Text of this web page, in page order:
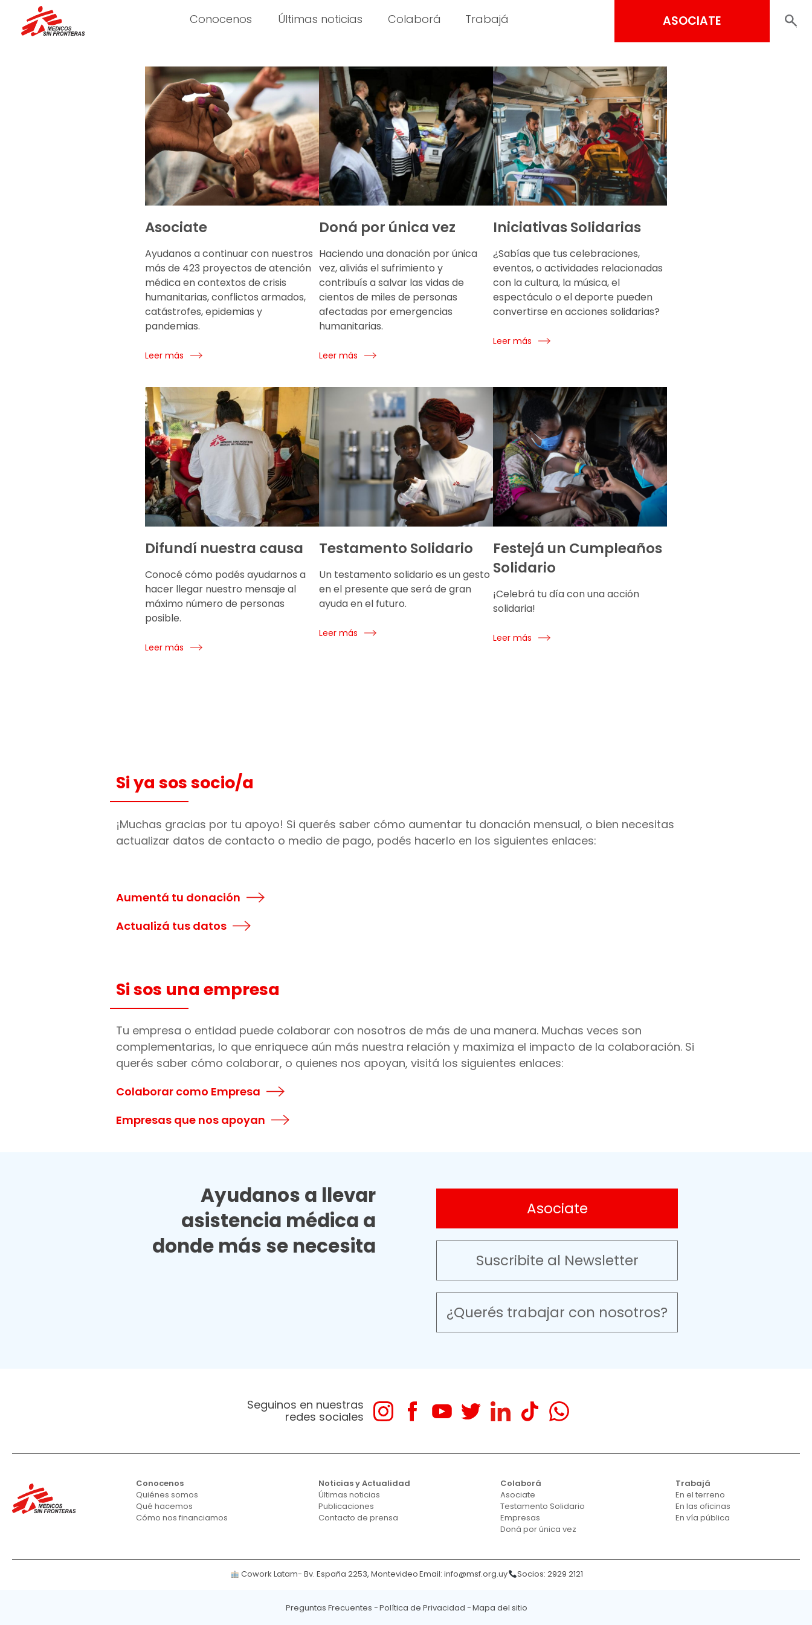
Conocenos Últimas noticias Colaborá Trabajá ASOCIATE
Asociate
Ayudanos a continuar con nuestros
más de 423 proyectos de atención
médica en contextos de crisis
humanitarias, conflictos armados,
catástrofes, epidemias y
pandemias.
Leer más
Doná por única vez
Haciendo una donación por única
vez, aliviás el sufrimiento y
contribuís a salvar las vidas de
cientos de miles de personas
afectadas por emergencias
humanitarias.
Leer más
Iniciativas Solidarias
¿Sabías que tus celebraciones,
eventos, o actividades relacionadas
con la cultura, la música, el
espectáculo o el deporte pueden
convertirse en acciones solidarias?
Leer más
Difundí nuestra causa
Conocé cómo podés ayudarnos a
hacer llegar nuestro mensaje al
máximo número de personas
posible.
Leer más
Testamento Solidario
Un testamento solidario es un gesto
en el presente que será de gran
ayuda en el futuro.
Leer más
Festejá un Cumpleaños
Solidario
¡Celebrá tu día con una acción
solidaria!
Leer más
Si ya sos socio/a
¡Muchas gracias por tu apoyo! Si querés saber cómo aumentar tu donación mensual, o bien necesitas
actualizar datos de contacto o medio de pago, podés hacerlo en los siguientes enlaces:
Aumentá tu donación
Actualizá tus datos
Si sos una empresa
Tu empresa o entidad puede colaborar con nosotros de más de una manera. Muchas veces son
complementarias, lo que enriquece aún más nuestra relación y maximiza el impacto de la colaboración. Si
querés saber cómo colaborar, o quienes nos apoyan, visitá los siguientes enlaces:
Colaborar como Empresa
Empresas que nos apoyan
Ayudanos a llevar
asistencia médica a
donde más se necesita
Asociate
Suscribite al Newsletter
¿Querés trabajar con nosotros?
Seguinos en nuestras
redes sociales
Conocenos
Quiénes somos
Qué hacemos
Cómo nos financiamos
Noticias y Actualidad
Últimas noticias
Publicaciones
Contacto de prensa
Colaborá
Asociate
Testamento Solidario
Empresas
Doná por única vez
Trabajá
En el terreno
En las oficinas
En vía pública
Cowork Latam- Bv. España 2253, MontevideoEmail: info@msf.org.uy Socios: 2929 2121
Preguntas Frecuentes Política de Privacidad Mapa del sitio